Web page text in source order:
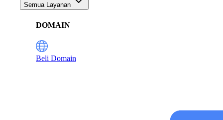
Semua Layanan
DOMAIN
Beli Domain